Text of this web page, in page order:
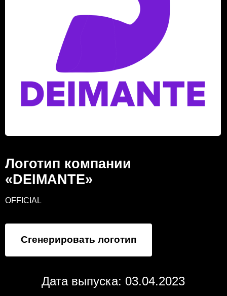
Логотип компании
«DEIMANTE»
OFFICIAL
Сгенерировать логотип
Дата выпуска: 03.04.2023